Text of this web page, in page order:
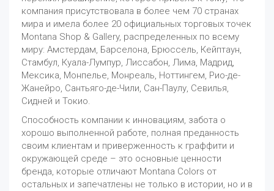
компания присутствовала в более чем 70 странах
мира и имела более 20 официальных торговых точек
Montana Shop & Gallery, распределенных по всему
миру: Амстердам, Барселона, Брюссель, Кейптаун,
Стамбул, Куала-Лумпур, Лиссабон, Лима, Мадрид,
Мексика, Монпелье, Монреаль, Ноттингем, Рио-де-
Жанейро, Сантьяго-де-Чили, Сан-Паулу, Севилья,
Сидней и Токио.
Способность компании к инновациям, забота о
хорошо выполненной работе, полная преданность
своим клиентам и приверженность к граффити и
окружающей среде – это основные ценности
бренда, которые отличают Montana Colors от
остальных и запечатлены не только в истории, но и в